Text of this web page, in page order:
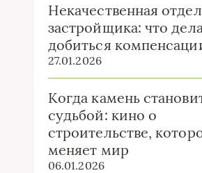
Некачественная
застройщика: что
добиться
27.01.2026
Когда камень
судьбой: кино о
строительстве,
меняет мир
06.01.2026